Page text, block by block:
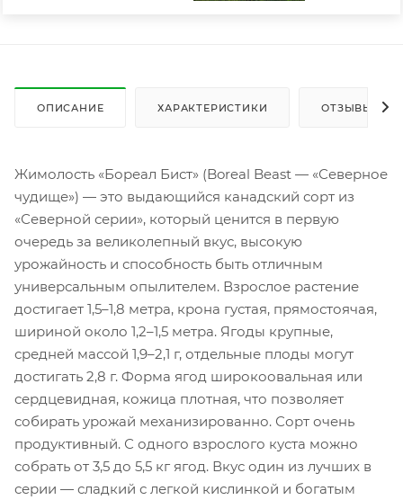
ОПИСАНИЕ ХАРАКТЕРИСТИКИ ОТЗЫВЫ
Жимолость «Бореал Бист» (Boreal Beast — «Северное
чудище») — это выдающийся канадский сорт из
«Северной серии», который ценится в первую
очередь за великолепный вкус, высокую
урожайность и способность быть отличным
универсальным опылителем. Взрослое растение
достигает 1,5–1,8 метра, крона густая, прямостоячая,
шириной около 1,2–1,5 метра. Ягоды крупные,
средней массой 1,9–2,1 г, отдельные плоды могут
достигать 2,8 г. Форма ягод широкоовальная или
сердцевидная, кожица плотная, что позволяет
собирать урожай механизированно. Сорт очень
продуктивный. С одного взрослого куста можно
собрать от 3,5 до 5,5 кг ягод. Вкус один из лучших в
серии — сладкий с легкой кислинкой и богатым